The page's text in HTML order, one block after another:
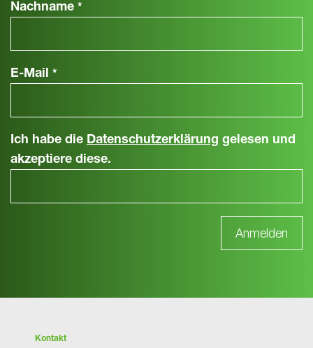
Nachname *
E-Mail *
Ich habe die Datenschutzerklärung gelesen und
akzeptiere diese.
Kontakt